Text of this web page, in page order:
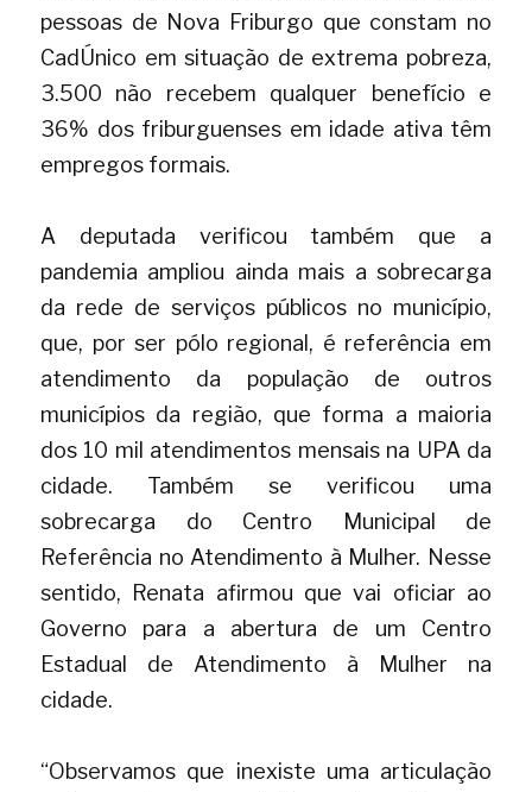
pessoas de Nova Friburgo que constam no
CadÚnico em situação de extrema pobreza,
3.500 não recebem qualquer benefício e
36% dos friburguenses em idade ativa têm
empregos formais.
A deputada verificou também que a
pandemia ampliou ainda mais a sobrecarga
da rede de serviços públicos no município,
que, por ser pólo regional, é referência em
atendimento da população de outros
municípios da região, que forma a maioria
dos 10 mil atendimentos mensais na UPA da
cidade. Também se verificou uma
sobrecarga do Centro Municipal de
Referência no Atendimento à Mulher. Nesse
sentido, Renata afirmou que vai oficiar ao
Governo para a abertura de um Centro
Estadual de Atendimento à Mulher na
cidade.
“Observamos que inexiste uma articulação